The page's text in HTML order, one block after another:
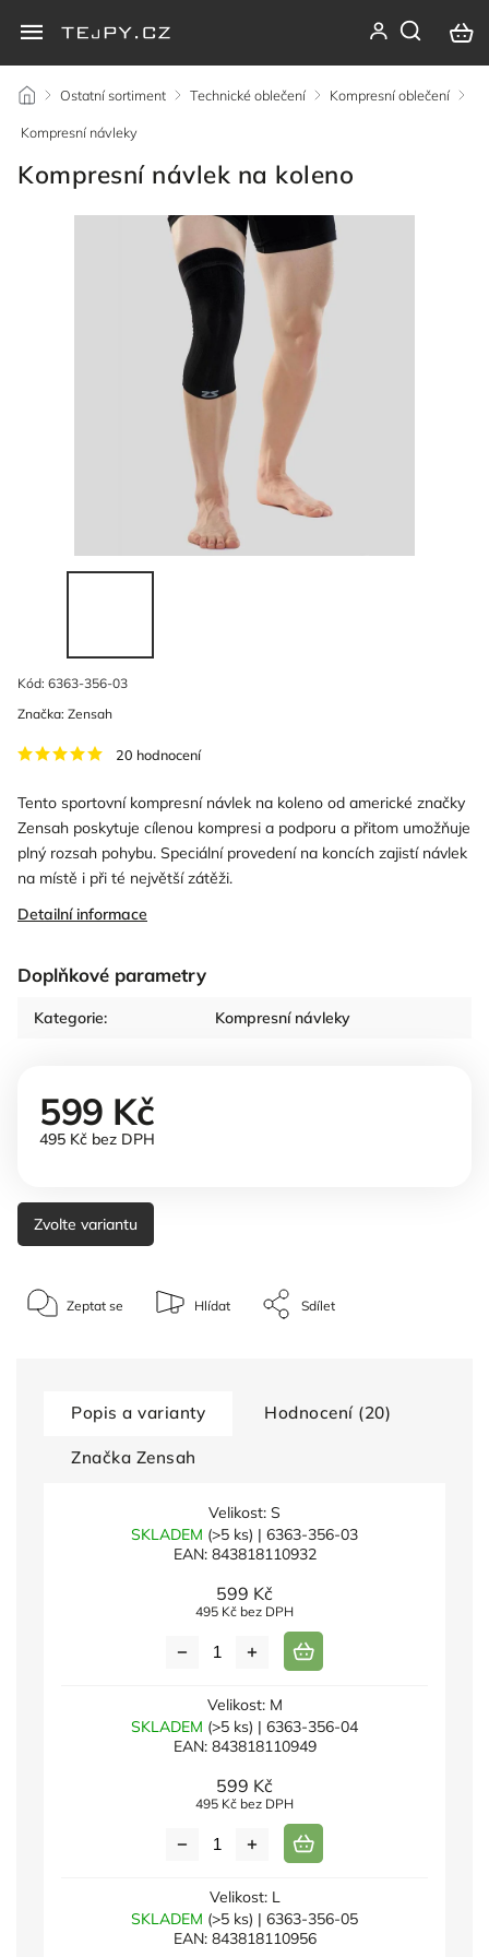
/ Ostatní sortiment / Technické oblečení / Kompresní oblečení /
Kompresní návleky
Kompresní návlek na koleno
Kód: 6363-356-03
20 hodnocení
Tento sportovní kompresní návlek na koleno od americké značky
Zensah poskytuje cílenou kompresi a podporu a přitom umožňuje
plný rozsah pohybu. Speciální provedení na koncích zajistí návlek
na místě i při té největší zátěži.
Detailní informace
Doplňkové parametry
Kategorie: Kompresní návleky
Značka: Zensah
599 Kč
495 Kč bez DPH
Zvolte variantu
Zeptat se Hlídat Sdílet
Popis a varianty Hodnocení (20)
Značka Zensah
Velikost: S
SKLADEM (>5 ks) | 6363-356-03
EAN: 843818110932
599 Kč
495 Kč bez DPH
Velikost: M
SKLADEM (>5 ks) | 6363-356-04
EAN: 843818110949
599 Kč
495 Kč bez DPH
Velikost: L
SKLADEM (>5 ks) | 6363-356-05
EAN: 843818110956